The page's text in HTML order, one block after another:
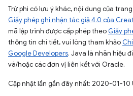
Trừ phi có lưu ý khác, nội dung của
Giấy phép ghi nhận tác giả 4.0 của
mã lập trình được cấp phép theo Giấy
thông tin chi tiết, vui lòng tham khảo
Google Developers. Java là nhãn hiệu
và/hoặc các đơn vị liên kết với Oracle.
Cập nhật lần gần đây nhất: 2020-01-10